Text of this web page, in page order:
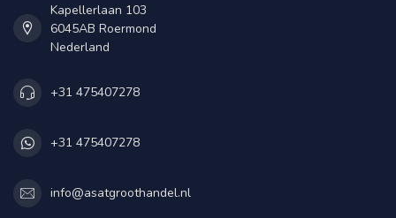
Kapellerlaan 103
6045AB Roermond
Nederland
+31 475407278
+31 475407278
info@asatgroothandel.nl